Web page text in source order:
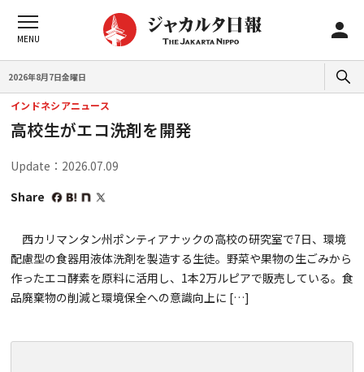
2026年8月7日金曜日
インドネシアニュース
高校生がエコ洗剤を開発
Update：2026.07.09
Share
西カリマンタン州ポンティアナックの高校の研究室で7日、環境
配慮型の食器用液体洗剤を製造する生徒。野菜や果物の生ごみから
作ったエコ酵素を原料に活用し、1本2万ルピアで販売している。食
品廃棄物の削減と環境保全への意識向上に […]